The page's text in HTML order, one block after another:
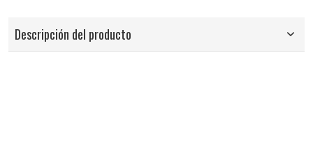
Descripción del producto